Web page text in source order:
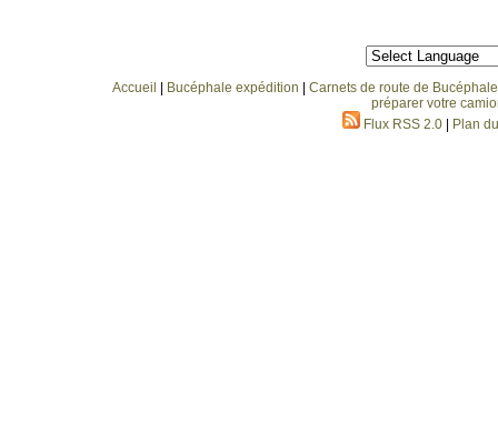
Accueil Bucéphale expédition
Carnets de route de
préparer votre
Flux RSS 2.0
Plan